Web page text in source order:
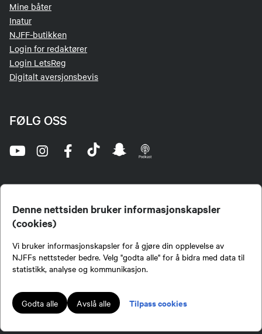
Denne nettsiden bruker informasjonskapsler
(cookies)
Vi bruker informasjonskapsler for å gjøre din opplevelse av
NJFFs nettsteder bedre. Velg "godta alle" for å bidra med data til
statistikk, analyse og kommunikasjon.
Godta alle Avslå alle Tilpass cookies
Mine båter
Inatur
NJFF-butikken
Login for redaktører
Login LetsReg
Digitalt aversjonsbevis
FØLG OSS
jegere og sportsfiskere og et av de viktigste miljøene for formidling av kunnskap om jakt og
fiske i Norge. Vi er en partipolitisk nøytral organisasjon, men har et sterkt jakt-, fiske-, og
naturpolitisk engasjement i mange saker.
Lokalforeninger tilsluttet Norges Jeger- og Fiskerforbund har ansvar for innhold de
publiserer på njff.no.